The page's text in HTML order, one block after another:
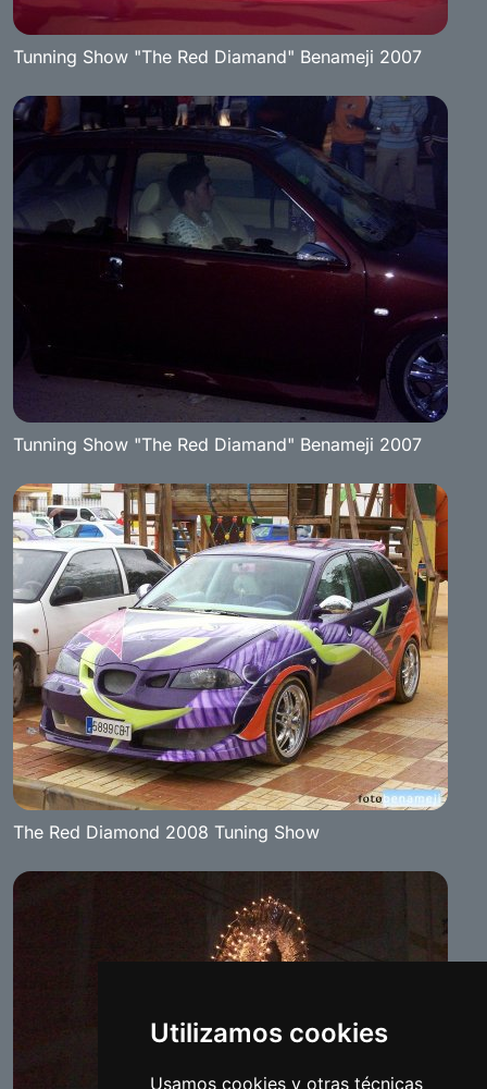
Utilizamos cookies
Usamos cookies y otras técnicas
Tunning Show "The Red Diamand" Benameji 2007
Tunning Show "The Red Diamand" Benameji 2007
The Red Diamond 2008 Tuning Show